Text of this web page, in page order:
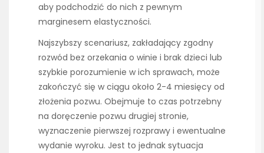
aby podchodzić do nich z pewnym
marginesem elastyczności.
Najszybszy scenariusz, zakładający zgodny
rozwód bez orzekania o winie i brak dzieci lub
szybkie porozumienie w ich sprawach, może
zakończyć się w ciągu około 2-4 miesięcy od
złożenia pozwu. Obejmuje to czas potrzebny
na doręczenie pozwu drugiej stronie,
wyznaczenie pierwszej rozprawy i ewentualne
wydanie wyroku. Jest to jednak sytuacja